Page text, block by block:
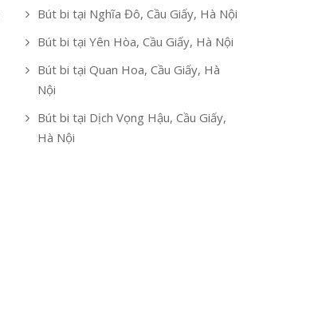
Bút bi tại Nghĩa Đô, Cầu Giấy, Hà Nội
Bút bi tại Yên Hòa, Cầu Giấy, Hà Nội
Bút bi tại Quan Hoa, Cầu Giấy, Hà
Nội
Bút bi tại Dịch Vọng Hậu, Cầu Giấy,
Hà Nội